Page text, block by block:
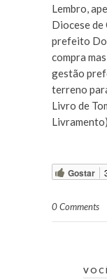
Lembro,
Diocese de
prefeito
compra
gestão
terreno
Livro de
Livramento)
Gostar
0 Comments